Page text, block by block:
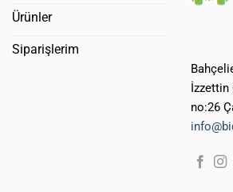
Ürünler
Siparişlerim
İzzettin
no:26